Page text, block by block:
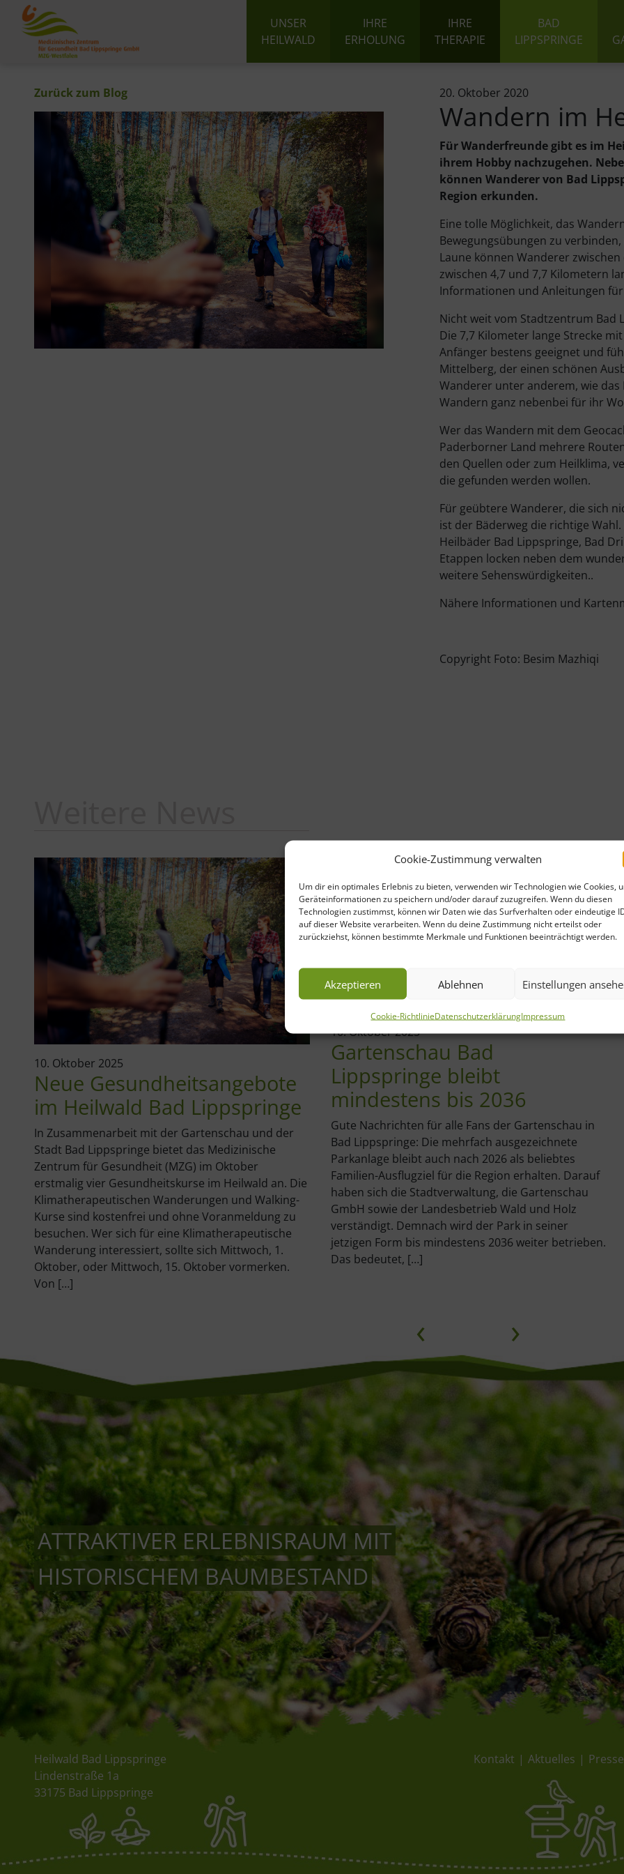
Cookie-Zustimmung verwalten
Um dir ein optimales Erlebnis zu bieten, verwenden wir Technologien wie Cookies,
Geräteinformationen zu speichern und/oder darauf zuzugreifen. Wenn du diesen
Technologien zustimmst, können wir Daten wie das Surfverhalten oder eindeutige
auf dieser Website verarbeiten. Wenn du deine Zustimmung nicht erteilst oder
zurückziehst, können bestimmte Merkmale und Funktionen beeinträchtigt werden.
Akzeptieren Ablehnen Einstellungen
Cookie-RichtlinieDatenschutzerklärungImpressum
UNSER
HEILWALD
IHRE
ERHOLUNG
IHRE
THERAPIE
BAD
LIPPSPRINGE
Zurück zum Blog 20. Oktober 2020
Wandern im
Für Wanderfreunde gibt es im
ihrem Hobby nachzugehen.
können Wanderer von Bad
Region erkunden.
Eine tolle Möglichkeit, das
Bewegungsübungen zu
Laune können Wanderer
zwischen 4,7 und 7,7 Kilometern
Informationen und Anleitungen
Nicht weit vom Stadtzentrum Bad
Die 7,7 Kilometer lange Strecke
Anfänger bestens geeignet und
Mittelberg, der einen schönen
Wanderer unter anderem, wie
Wandern ganz nebenbei für ihr
Wer das Wandern mit dem
Paderborner Land mehrere
den Quellen oder zum Heilklima,
die gefunden werden wollen.
Für geübtere Wanderer, die sich
ist der Bäderweg die richtige
Heilbäder Bad Lippspringe, Bad
Etappen locken neben dem
weitere Sehenswürdigkeiten..
Nähere Informationen und
Copyright Foto: Besim Mazhiqi
10. Oktober 2025
Neue Gesundheitsangebote
im Heilwald Bad Lippspringe
In Zusammenarbeit mit der Gartenschau und der
Stadt Bad Lippspringe bietet das Medizinische
Zentrum für Gesundheit (MZG) im Oktober
erstmalig vier Gesundheitskurse im Heilwald an. Die
Klimatherapeutischen Wanderungen und Walking-
Kurse sind kostenfrei und ohne Voranmeldung zu
besuchen. Wer sich für eine Klimatherapeutische
Wanderung interessiert, sollte sich Mittwoch, 1.
Oktober, oder Mittwoch, 15. Oktober vormerken.
Von […]
10. Oktober 2025
Gartenschau Bad
Lippspringe bleibt
mindestens bis 2036
Gute Nachrichten für alle Fans der Gartenschau in
Bad Lippspringe: Die mehrfach ausgezeichnete
Parkanlage bleibt auch nach 2026 als beliebtes
Familien-Ausflugziel für die Region erhalten. Darauf
haben sich die Stadtverwaltung, die Gartenschau
GmbH sowie der Landesbetrieb Wald und Holz
verständigt. Demnach wird der Park in seiner
jetzigen Form bis mindestens 2036 weiter betrieben.
Das bedeutet, […]
‹ ›
ATTRAKTIVER ERLEBNISRAUM MIT
HISTORISCHEM BAUMBESTAND
Heilwald Bad Lippspringe
Lindenstraße 1a
33175 Bad Lippspringe
Kontakt Aktuelles Presse